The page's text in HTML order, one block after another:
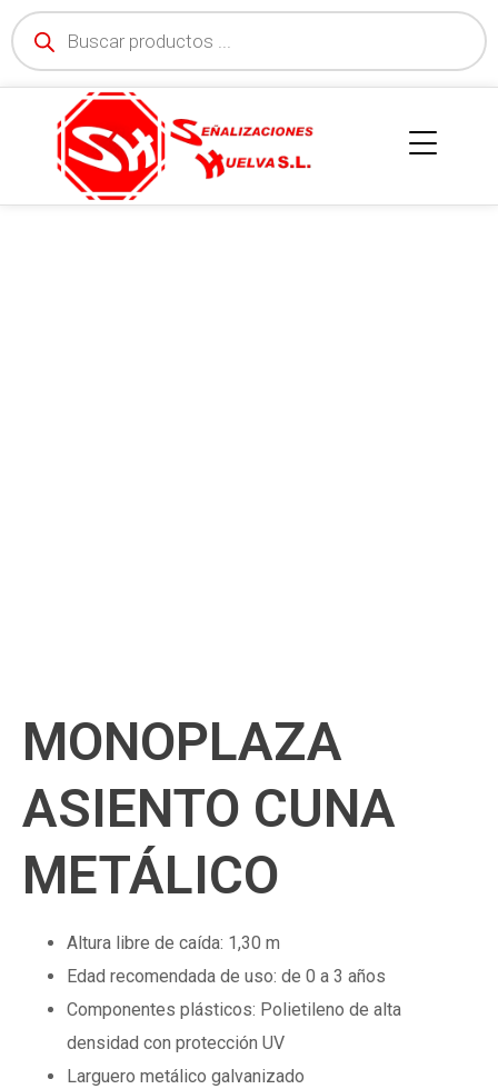
MONOPLAZA
ASIENTO CUNA
METÁLICO
Altura libre de caída: 1,30 m
Edad recomendada de uso: de 0 a 3 años
Componentes plásticos: Polietileno de alta
densidad con protección UV
Larguero metálico galvanizado